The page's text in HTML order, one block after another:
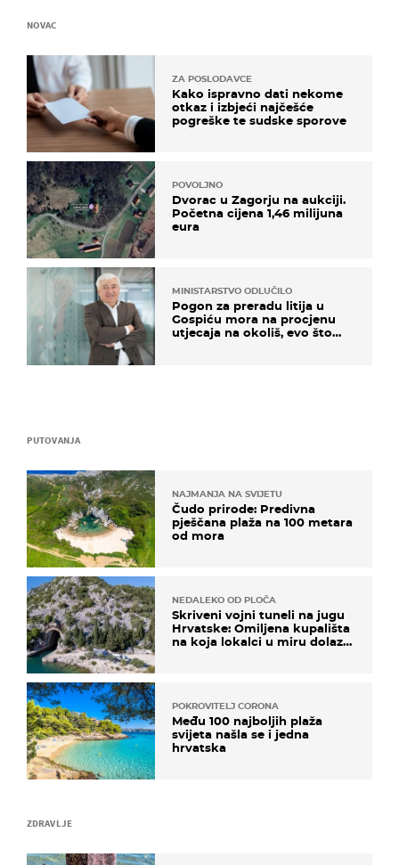
ZDRAVLJE
PUTOVANJA
NAJMANJA NA SVIJETU
Čudo prirode: Predivna
pješčana plaža na 100 metara
od mora
NEDALEKO OD PLOČA
Skriveni vojni tuneli na jugu
Hrvatske: Omiljena kupališta
na koja lokalci u miru dolaze
POKROVITELJ CORONA
Među 100 najboljih plaža
svijeta našla se i jedna
hrvatska
NOVAC
ZA POSLODAVCE
Kako ispravno dati nekome
otkaz i izbjeći najčešće
pogreške te sudske sporove
POVOLJNO
Dvorac u Zagorju na aukciji.
Početna cijena 1,46 milijuna
eura
MINISTARSTVO ODLUČILO
Pogon za preradu litija u
Gospiću mora na procjenu
utjecaja na okoliš, evo što